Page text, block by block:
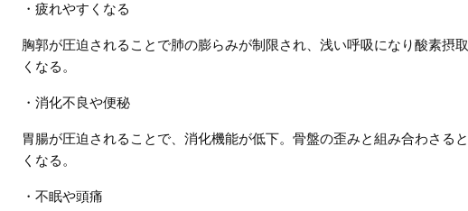
・疲れやすくなる
胸郭が圧迫されることで肺の膨らみが制限され、浅い呼吸になり酸素摂
くなる。
・消化不良や便秘
胃腸が圧迫されることで、消化機能が低下。骨盤の歪みと組み合わさる
くなる。
・不眠や頭痛